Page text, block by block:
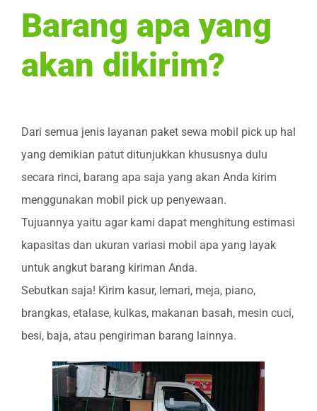
Barang apa yang
akan dikirim?
Dari semua jenis layanan paket sewa mobil pick up hal
yang demikian patut ditunjukkan khususnya dulu
secara rinci, barang apa saja yang akan Anda kirim
menggunakan mobil pick up penyewaan.
Tujuannya yaitu agar kami dapat menghitung estimasi
kapasitas dan ukuran variasi mobil apa yang layak
untuk angkut barang kiriman Anda.
Sebutkan saja! Kirim kasur, lemari, meja, piano,
brangkas, etalase, kulkas, makanan basah, mesin cuci,
besi, baja, atau pengiriman barang lainnya.